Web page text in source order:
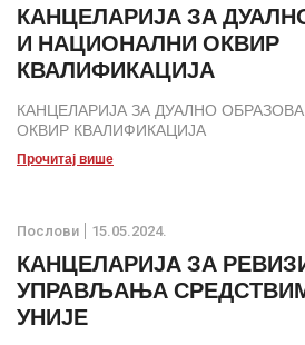
КАНЦЕЛАРИЈА ЗА
И НАЦИОНАЛНИ ОКВИР
КВАЛИФИКАЦИЈА
КАНЦЕЛАРИЈА ЗА ДУАЛНО
ОКВИР КВАЛИФИКАЦИЈА
Прочитај више
Послови 15.05.2024.
КАНЦЕЛАРИЈA ЗА
УПРАВЉАЊА
УНИЈЕ